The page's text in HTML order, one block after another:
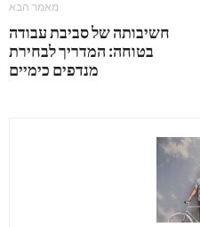
מאמר הבא
חשיבותה של סביבת עבודה
בטוחה: המדריך לבחירת
מנדפים כימיים